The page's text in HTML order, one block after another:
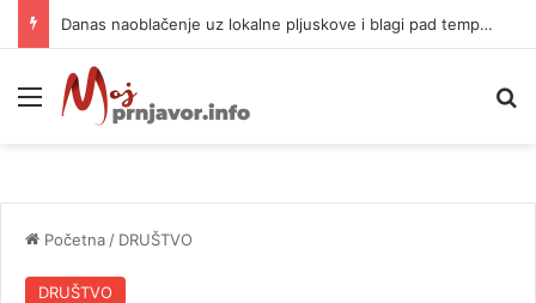
Danas naoblačenje uz lokalne pljuskove i blagi pad temperature
Meni
Početna / DRUŠTVO
DRUŠTVO